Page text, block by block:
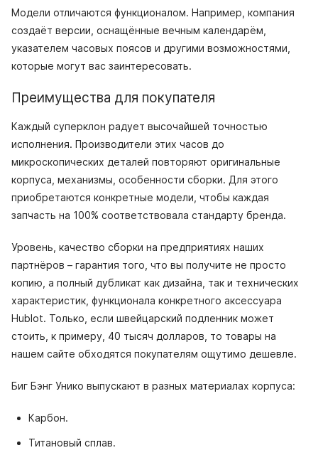
Модели отличаются функционалом. Например, компания
создаёт версии, оснащённые вечным календарём,
указателем часовых поясов и другими возможностями,
которые могут вас заинтересовать.
Преимущества для покупателя
Каждый суперклон радует высочайшей точностью
исполнения. Производители этих часов до
микроскопических деталей повторяют оригинальные
корпуса, механизмы, особенности сборки. Для этого
приобретаются конкретные модели, чтобы каждая
запчасть на 100% соответствовала стандарту бренда.
Уровень, качество сборки на предприятиях наших
партнёров – гарантия того, что вы получите не просто
копию, а полный дубликат как дизайна, так и технических
характеристик, функционала конкретного аксессуара
Hublot. Только, если швейцарский подленник может
стоить, к примеру, 40 тысяч долларов, то товары на
нашем сайте обходятся покупателям ощутимо дешевле.
Биг Бэнг Унико выпускают в разных материалах корпуса:
Карбон.
Титановый сплав.